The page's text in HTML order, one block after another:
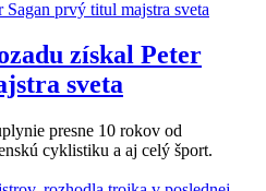
získal Peter
sveta
presne 10 rokov od
cyklistiku a aj celý šport.